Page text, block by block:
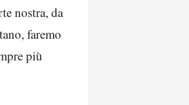
nostra, da
faremo
più